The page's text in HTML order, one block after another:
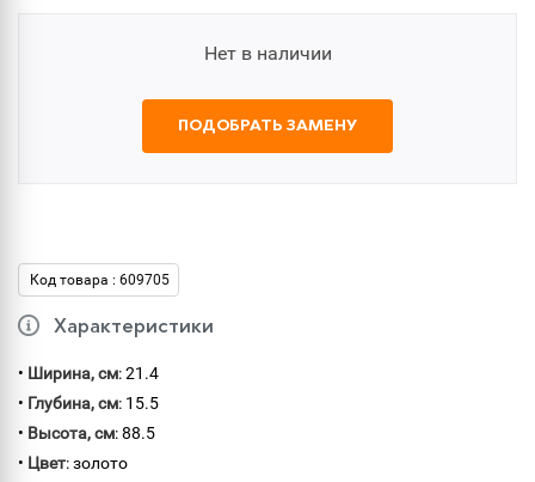
Нет в наличии
ПОДОБРАТЬ ЗАМЕНУ
Код товара : 609705
Характеристики
• Ширина, см: 21.4
• Глубина, см: 15.5
• Высота, см: 88.5
• Цвет: золото